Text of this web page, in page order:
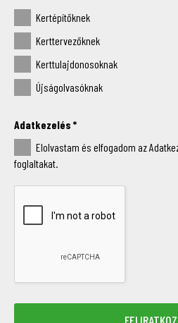
Kertépítőknek
Kerttervezőknek
Kerttulajdonosoknak
Újságolvasóknak
Adatkezelés *
Elolvastam és elfogadom az
foglaltakat.